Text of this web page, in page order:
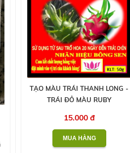
TẠO MÀU TRÁI THANH LONG -
TRÁI ĐỎ MÀU RUBY
15.000 đ